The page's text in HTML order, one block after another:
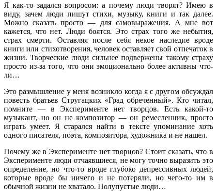
Я как-то задался вопросом: а почему люди творят? Имею в
виду, зачем люди пишут стихи, музыку, книги и так далее.
Можно сказать просто — для самовыражения. А мне вот
кажется, что нет. Люди боятся. Это страх того же небытия,
страх смерти. Оставляя после себя некое наследие вроде
книги или стихотворения, человек оставляет свой отпечаток в
жизни. Творческие люди сильнее подвержены такому страху
просто из-за того, что они эмоционально более активны что-
ли…
Это размышление у меня возникло когда я с другом обсуждал
повесть братьев Стругацких «Град обреченный». Кто читал,
помните — в Эксперименте нет творцов. Есть какой-то
музыкант, но он не композитор — он ремесленник, просто
играть умеет. Я старался найти в тексте упоминание хоть
одного писателя, поэта, композитора, художника и не нашел.
Почему же в Эксперименте нет творцов? Стоит сказать, что в
Эксперименте люди отчаявшиеся, не могу точно выразить это
определение, но что-то вроде глубоко депрессивных людей,
которые вроде бы ничего и не потеряли, но чего-то им в
обычной жизни не хватало. Полупустые люди…